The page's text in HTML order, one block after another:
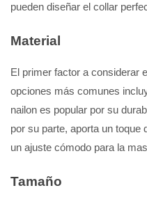
pueden diseñar el collar
Material
El primer factor a considerar
opciones más comunes
nailon es popular por su
por su parte, aporta un toque
un ajuste cómodo para la
Tamaño